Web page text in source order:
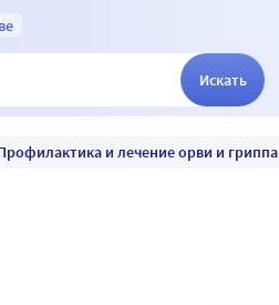
Искать
и лечение орви и гриппа